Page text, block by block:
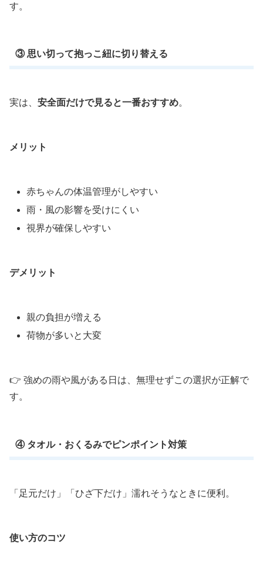
す。
③ 思い切って抱っこ紐に切り替える
実は、 安全面だけで見ると一番おすすめ。
メリット
赤ちゃんの体温管理がしやすい
雨・風の影響を受けにくい
視界が確保しやすい
デメリット
親の負担が増える
荷物が多いと大変
👉 強めの雨や風がある日は、無理せずこの選択が正解で
す。
④ タオル・おくるみでピンポイント対策
「足元だけ」「ひざ下だけ」濡れそうなときに便利。
使い方のコツ